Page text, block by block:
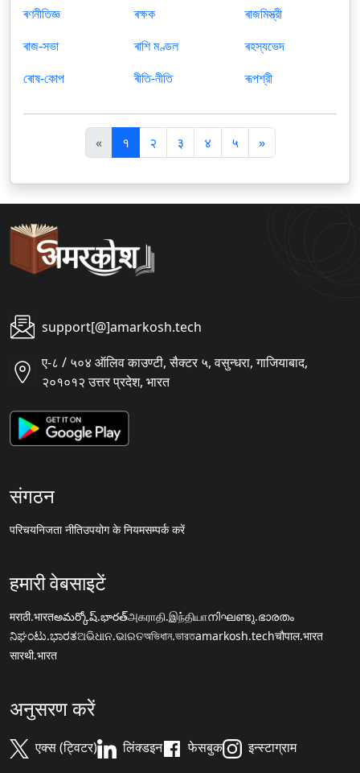
ৰণনীতিজ্ঞ
ৰাজ-সভা
ৰোষ-কোপ
ৰক্ষক
ৰাশি মণ্ডল
ৰীতি-নীতি
ৰাজমিস্ত্রী
ৰহস্যভেদ
ৰূপশ্রী
«पि
छ
ला
१ २ ३ ४ ५ »अ
ग
ला
support[@]amarkosh.tech
ए-८ / ५०४ ऑलिव काउण्टी, सैक्टर ५, वसुन्धरा, गाजियाबाद,
२०१०१२ उत्तर प्रदेश, भारत
संगठन
परिचयनिजता नीतिउपयोग के नियमसम्पर्क करें
हमारी वेबसाइटें
मराठी.भारतఅమర్కోష్.భారత్அகராதி.இந்தியாനിഘണ്ടു.ഭാരതം
ನಿಘಂಟು.ಭಾರತଅଭିଧାନ.ଭାରତঅভিধান.ভারতamarkosh.techचौपाल.भारत
सारथी.भारत
अनुसरण करें
एक्स (ट्विटर) लिंक्डइन फेसबुक इन्स्टाग्राम